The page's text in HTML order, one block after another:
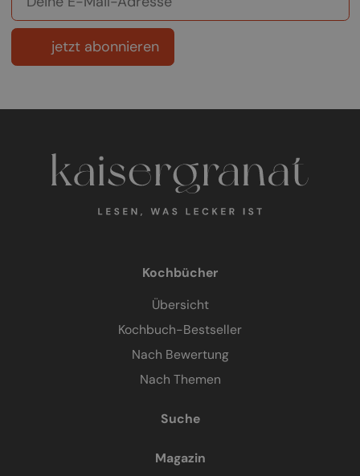
jetzt abonnieren
Kochbücher
Übersicht
Kochbuch-Bestseller
Nach Bewertung
Nach Themen
Suche
Magazin